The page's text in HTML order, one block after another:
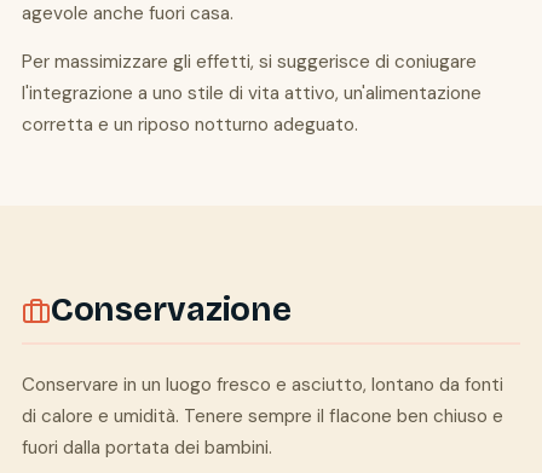
agevole anche fuori casa.
Per massimizzare gli effetti, si suggerisce di coniugare
l'integrazione a uno stile di vita attivo, un'alimentazione
corretta e un riposo notturno adeguato.
Conservazione
Conservare in un luogo fresco e asciutto, lontano da fonti
di calore e umidità. Tenere sempre il flacone ben chiuso e
fuori dalla portata dei bambini.